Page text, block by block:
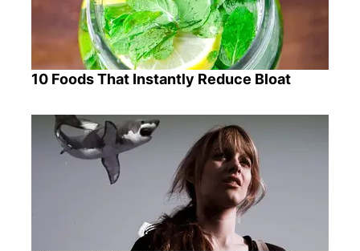
10 Foods That Instantly Reduce Bloat